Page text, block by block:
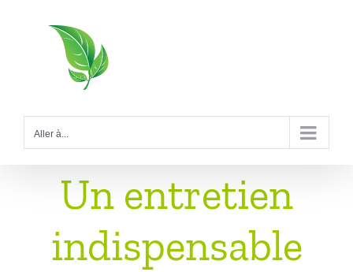
Aller à...
Un entretien
indispensable